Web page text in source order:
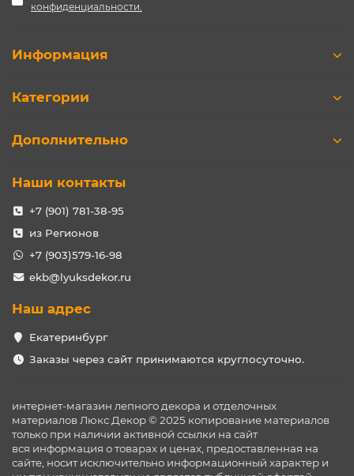
конфиденциальности.
Информация
Категории
Дополнительно
Наши контакты
+7 (901) 781-38-95
из Регионов
+7 (903)579-16-98
ekb@lyuksdekor.ru
Наш адрес
Екатеринбург
Заказы через сайт принимаются круглосуточно.
интернет-магазин лепного декора и отделочных
материалов Люкс Декор © 2025 копирование материалов
только при наличии активной ссылки на сайт
вся информация о товарах и ценах, предоставленная на
сайте, носит исключительно информационный характер и